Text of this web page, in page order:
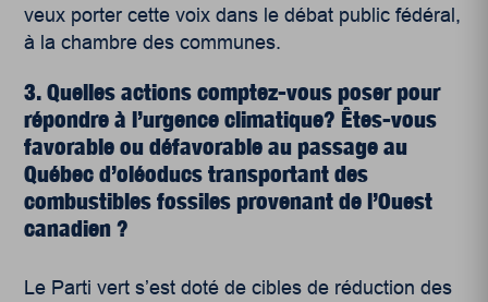
veux porter cette voix dans le débat public fédéral,
à la chambre des communes.
3. Quelles actions comptez-vous poser pour
répondre à l’urgence climatique? Êtes-vous
favorable ou défavorable au passage au
Québec d’oléoducs transportant des
combustibles fossiles provenant de l’Ouest
canadien ?
Le Parti vert s’est doté de cibles de réduction des